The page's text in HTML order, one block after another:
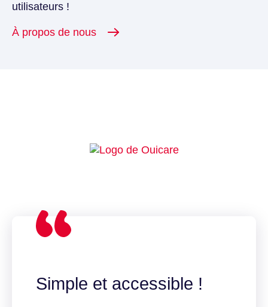
utilisateurs !
À propos de nous
Simple et accessible !